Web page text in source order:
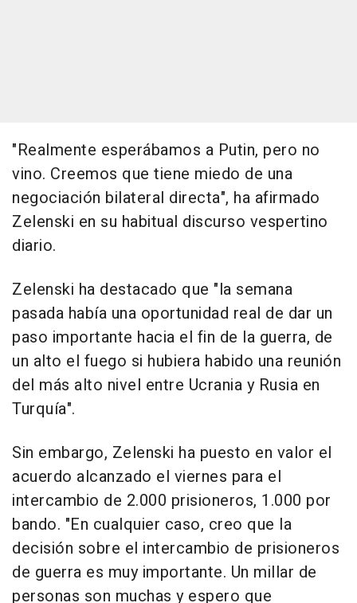
"Realmente esperábamos a Putin, pero no
vino. Creemos que tiene miedo de una
negociación bilateral directa", ha afirmado
Zelenski en su habitual discurso vespertino
diario.
Zelenski ha destacado que "la semana
pasada había una oportunidad real de dar un
paso importante hacia el fin de la guerra, de
un alto el fuego si hubiera habido una reunión
del más alto nivel entre Ucrania y Rusia en
Turquía".
Sin embargo, Zelenski ha puesto en valor el
acuerdo alcanzado el viernes para el
intercambio de 2.000 prisioneros, 1.000 por
bando. "En cualquier caso, creo que la
decisión sobre el intercambio de prisioneros
de guerra es muy importante. Un millar de
personas son muchas y espero que